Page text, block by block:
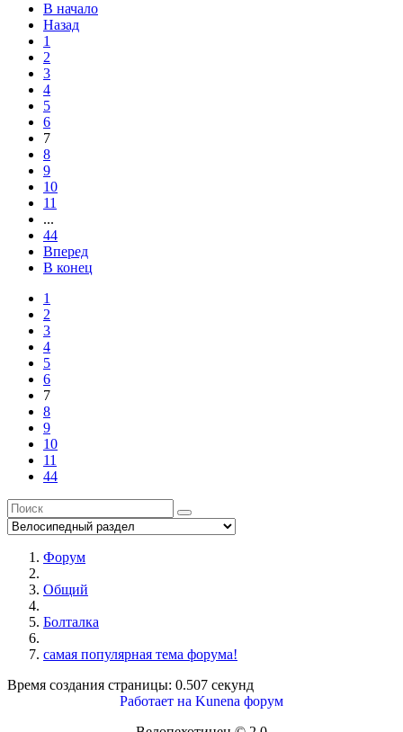
В начало
Назад
1
2
3
4
5
6
7
8
9
10
11
...
44
Вперед
В конец
1
2
3
4
5
6
7
8
9
10
11
44
Форум
Общий
Болталка
самая популярная тема форума!
Время создания страницы: 0.507 секунд
Работает на Kunena форум